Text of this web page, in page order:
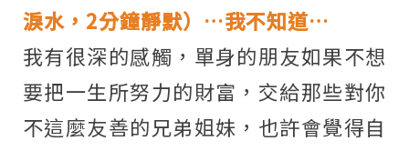
淚水，2分鐘靜默）…我不知道…
我有很深的感觸，單身的朋友如果不想
要把一生所努力的財富，交給那些對你
不這麼友善的兄弟姐妹，也許會覺得自